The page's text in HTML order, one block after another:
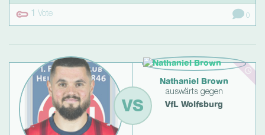
1 Vote 0
VS
Nathaniel Brown
auswärts gegen
VfL Wolfsburg